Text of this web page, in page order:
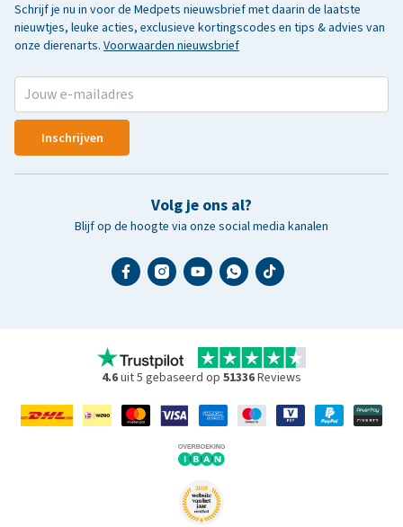
Schrijf je nu in voor de Medpets nieuwsbrief met daarin de laatste
nieuwtjes, leuke acties, exclusieve kortingscodes en tips & advies van
onze dierenarts. Voorwaarden nieuwsbrief
Inschrijven
Volg je ons al?
Blijf op de hoogte via onze social media kanalen
4.6uit 5 gebaseerd op 51336Reviews